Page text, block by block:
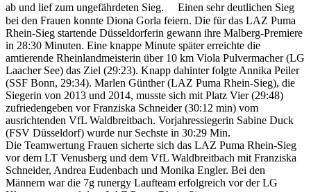
ab und lief zum ungefährdeten Sieg. Einen sehr deutlichen Sieg
bei den Frauen konnte Diona Gorla feiern. Die für das LAZ Puma
Rhein-Sieg startende Düsseldorferin gewann ihre Malberg-Premiere
in 28:30 Minuten. Eine knappe Minute später erreichte die
amtierende Rheinlandmeisterin über 10 km Viola Pulvermacher (LG
Laacher See) das Ziel (29:23). Knapp dahinter folgte Annika Peiler
(SSF Bonn, 29:34). Marlen Günther (LAZ Puma Rhein-Sieg), die
Siegerin von 2013 und 2014, musste sich mit Platz Vier (29:48)
zufriedengeben vor Franziska Schneider (30:12 min) vom
ausrichtenden VfL Waldbreitbach. Vorjahressiegerin Sabine Duck
(FSV Düsseldorf) wurde nur Sechste in 30:29 Min.
Die Teamwertung Frauen sicherte sich das LAZ Puma Rhein-Sieg
vor dem LT Venusberg und dem VfL Waldbreitbach mit Franziska
Schneider, Andrea Eudenbach und Monika Engler. Bei den
Männern war die 7g runergy Laufteam erfolgreich vor der LG